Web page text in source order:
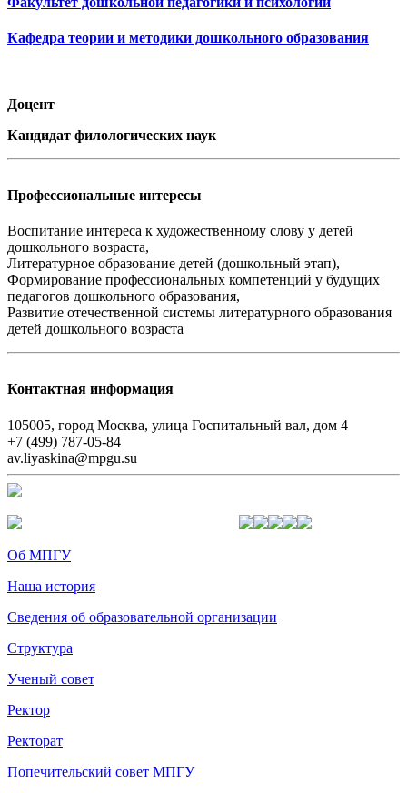
Кафедра теории и методики дошкольного образования
Доцент
Кандидат филологических наук
Профессиональные интересы
Воспитание интереса к художественному слову у детей
дошкольного возраста,
Литературное образование детей (дошкольный этап),
Формирование профессиональных компетенций у будущих
педагогов дошкольного образования,
Развитие отечественной системы литературного образования
детей дошкольного возраста
Контактная информация
105005, город Москва, улица Госпитальный вал, дом 4
+7 (499) 787-05-84
av.liyaskina@mpgu.su
Об МПГУ
Наша история
Сведения об образовательной организации
Структура
Ученый совет
Ректор
Ректорат
Попечительский совет МПГУ